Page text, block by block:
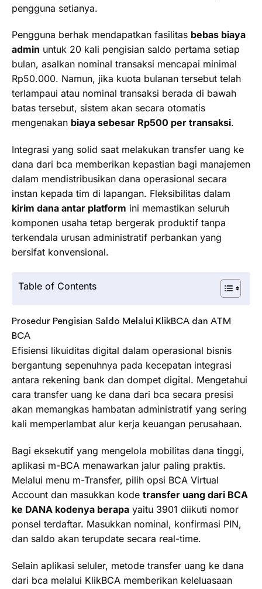
pengguna setianya.
Pengguna berhak mendapatkan fasilitas bebas biaya
admin untuk 20 kali pengisian saldo pertama setiap
bulan, asalkan nominal transaksi mencapai minimal
Rp50.000. Namun, jika kuota bulanan tersebut telah
terlampaui atau nominal transaksi berada di bawah
batas tersebut, sistem akan secara otomatis
mengenakan biaya sebesar Rp500 per transaksi.
Integrasi yang solid saat melakukan transfer uang ke
dana dari bca memberikan kepastian bagi manajemen
dalam mendistribusikan dana operasional secara
instan kepada tim di lapangan. Fleksibilitas dalam
kirim dana antar platform ini memastikan seluruh
komponen usaha tetap bergerak produktif tanpa
terkendala urusan administratif perbankan yang
bersifat konvensional.
Table of Contents
Prosedur Pengisian Saldo Melalui KlikBCA dan ATM
BCA
Efisiensi likuiditas digital dalam operasional bisnis
bergantung sepenuhnya pada kecepatan integrasi
antara rekening bank dan dompet digital. Mengetahui
cara transfer uang ke dana dari bca secara presisi
akan memangkas hambatan administratif yang sering
kali memperlambat alur kerja keuangan perusahaan.
Bagi eksekutif yang mengelola mobilitas dana tinggi,
aplikasi m-BCA menawarkan jalur paling praktis.
Melalui menu m-Transfer, pilih opsi BCA Virtual
Account dan masukkan kode transfer uang dari BCA
ke DANA kodenya berapa yaitu 3901 diikuti nomor
ponsel terdaftar. Masukkan nominal, konfirmasi PIN,
dan saldo akan terupdate secara real-time.
Selain aplikasi seluler, metode transfer uang ke dana
dari bca melalui KlikBCA memberikan keleluasaan